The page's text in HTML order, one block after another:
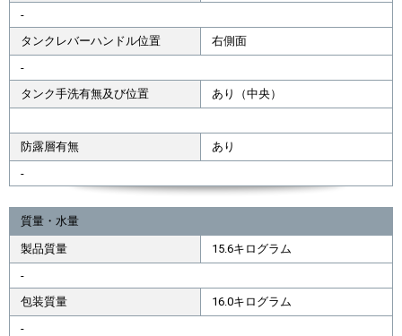
-
タンクレバーハンドル位置
右側面
-
タンク手洗有無及び位置
あり（中央）
防露層有無
あり
-
質量・水量
製品質量
15.6キログラム
-
包装質量
16.0キログラム
-